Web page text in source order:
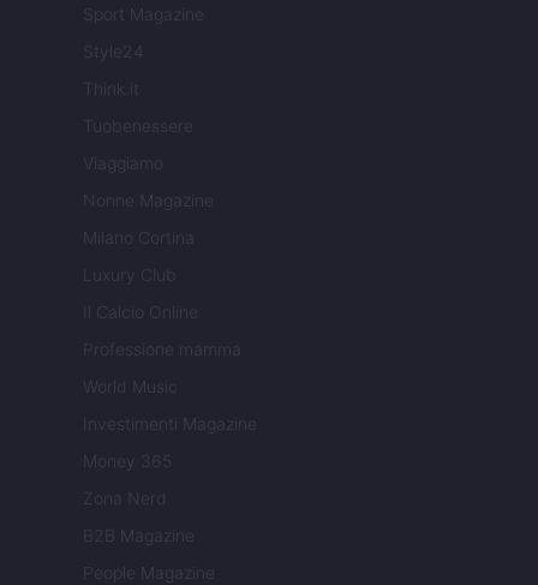
Sport Magazine
Style24
Think.it
Tuobenessere
Viaggiamo
Nonne Magazine
Milano Cortina
Luxury Club
Il Calcio Online
Professione mamma
World Music
Investimenti Magazine
Money 365
Zona Nerd
B2B Magazine
People Magazine